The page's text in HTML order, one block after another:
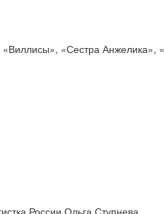
«Сестра Анжелика»,
России Ольга Ступнева